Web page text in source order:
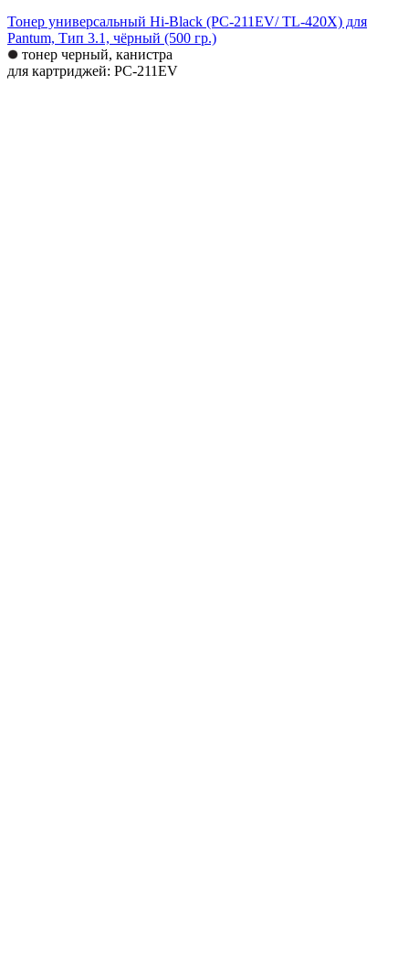
Тонер универсальный Hi-Black (PC-211EV/ TL-420X) для
Pantum, Тип 3.1, чёрный (500 гр.)
тонер черный, канистра
для картриджей: PC-211EV